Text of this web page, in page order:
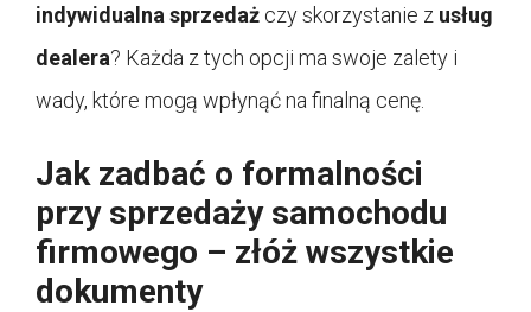
indywidualna sprzedaż czy skorzystanie z usług
dealera? Każda z tych opcji ma swoje zalety i
wady, które mogą wpłynąć na finalną cenę.
Jak zadbać o formalności
przy sprzedaży samochodu
firmowego – złóż wszystkie
dokumenty